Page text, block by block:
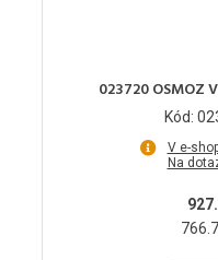
023720 OSMOZ
Kód:
V e-
Na